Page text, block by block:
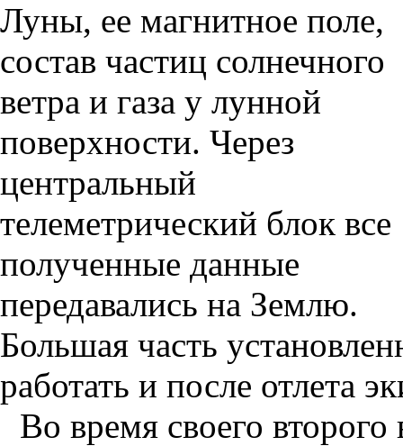
Луны, ее магнитное поле,
состав частиц солнечного
ветра и газа у лунной
поверхности. Через
центральный
телеметрический блок все
полученные данные
передавались на Землю.
Большая часть
работать и после отлета
Во время своего